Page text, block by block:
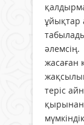
ұйықтар
әлемсің.
жасаған
теріс
қырынан